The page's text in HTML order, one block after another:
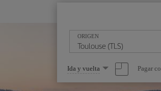
ORIGEN
Seleccione
una
opción
Ida y vuelta Pagar